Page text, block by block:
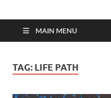
MAIN MENU
TAG: LIFE PATH